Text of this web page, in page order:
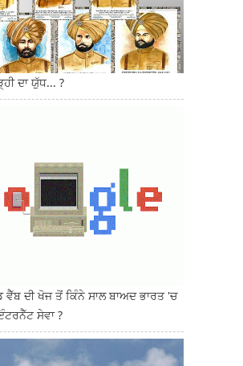
ਦਾ ਯੁੱਧ... ?
ਦੀ ਖੋਜ ਤੋਂ ਕਿੰਨੇ ਸਾਲ ਬਾਅਦ ਭਾਰਤ 'ਚ
ਸੇਵਾ ?